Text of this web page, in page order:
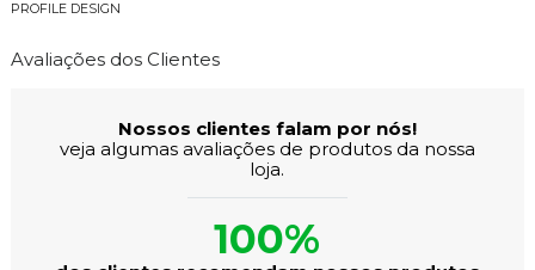
PROFILE DESIGN
Avaliações dos Clientes
Nossos clientes falam por nós!
veja algumas avaliações de produtos da nossa
loja.
100%